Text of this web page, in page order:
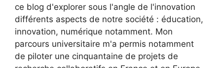
ce blog d'explorer sous l'angle de l'innovation
différents aspects de notre société : éducation,
innovation, numérique notamment. Mon
parcours universitaire m'a permis notamment
de piloter une cinquantaine de projets de